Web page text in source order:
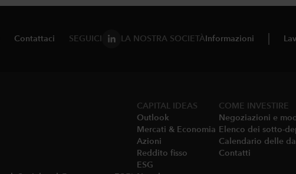
Contattaci SEGUICI LA NOSTRA SOCIETÀ Informazioni
CAPITAL IDEAS
Outlook
Mercati & Economia​
Azioni
Reddito fisso
ESG
COME INVESTIRE
Negoziazioni e
Elenco dei sotto-
Calendario delle
Contatti